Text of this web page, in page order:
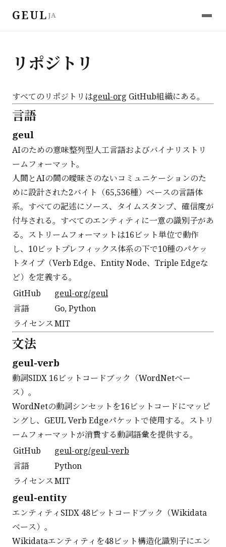
GEUL JA
リポジトリ
すべてのリポジトリはgeul-org GitHub組織にある。
言語
geul
AIのための意味整列型人工言語およびバイナリストリ
ームフォーマット。
人間とAIの間の曖昧さのないコミュニケーションのた
めに設計された2バイト（65,536種）ベースの言語体
系。すべての記述にソース、タイムスタンプ、確信度が
付与される。すべてのエンティティに一意の識別子があ
る。ストリームフォーマットは16ビット単位で動作
し、10ビットプレフィックス体系の下で10種のパケッ
トタイプ（Verb Edge、Entity Node、Triple Edgeな
ど）を定義する。
GitHub
geul-org/geul
言語
Go, Python
ライセンスMIT
文法
geul-verb
動詞SIDX 16ビットコードブック（WordNetベー
ス）。
WordNetの動詞シンセットを16ビットコードにマッピ
ングし、GEUL Verb Edgeパケットで使用する。ストリ
ームフォーマットが消費する動詞語彙を提供する。
GitHub
geul-org/geul-verb
言語
Python
ライセンスMIT
geul-entity
エンティティSIDX 48ビットコードブック（Wikidata
ベース）。
Wikidataエンティティを48ビット構造化識別子にエン